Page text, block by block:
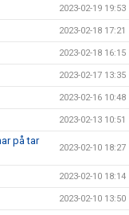
2023-02-19 19:53
2023-02-18 17:21
2023-02-18 16:15
2023-02-17 13:35
2023-02-16 10:48
2023-02-13 10:51
på tar
2023-02-10 18:27
2023-02-10 18:14
2023-02-10 13:50